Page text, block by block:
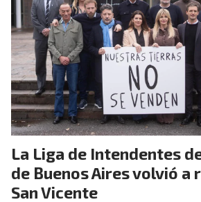
La Liga de Intendentes
de Buenos Aires volvió a
San Vicente